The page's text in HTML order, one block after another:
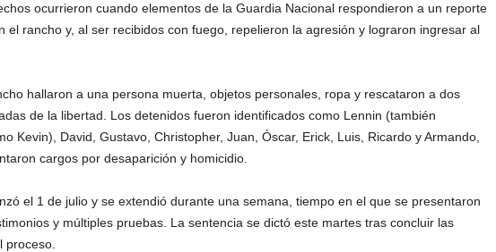
ocurrieron cuando elementos de la Guardia Nacional respondieron a un reporte
el rancho y, al ser recibidos con fuego, repelieron la agresión y lograron ingresar al
hallaron a una persona muerta, objetos personales, ropa y rescataron a dos
de la libertad. Los detenidos fueron identificados como Lennin (también
Kevin), David, Gustavo, Christopher, Juan, Óscar, Erick, Luis, Ricardo y Armando,
cargos por desaparición y homicidio.
el 1 de julio y se extendió durante una semana, tiempo en el que se presentaron
y múltiples pruebas. La sentencia se dictó este martes tras concluir las
proceso.